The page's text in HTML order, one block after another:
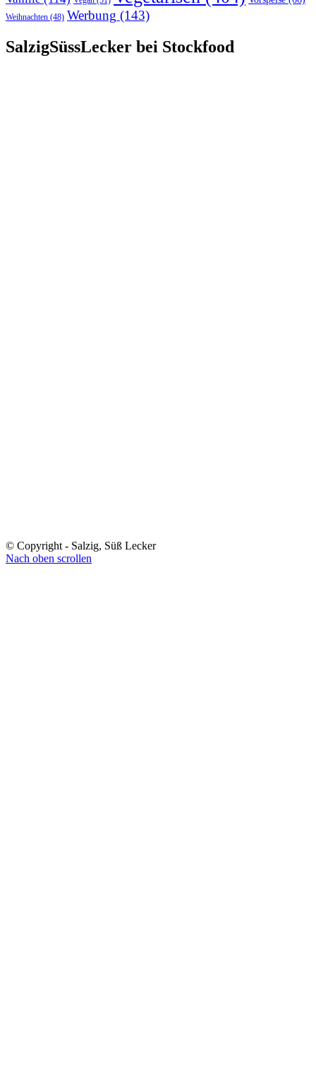
Weihnachten (48) Werbung (143)
SalzigSüssLecker bei Stockfood
© Copyright - Salzig, Süß Lecker
Nach oben scrollen